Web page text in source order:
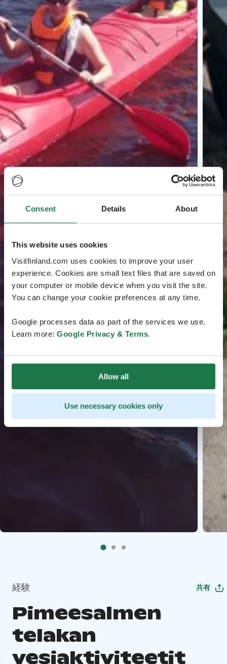
Consent Details About
This website uses cookies
Visitfinland.com uses cookies to improve your user
experience. Cookies are small text files that are saved on
your computer or mobile device when you visit the site.
You can change your cookie preferences at any time.
Google processes data as part of the services we use.
Learn more: Google Privacy & Terms.
Allow all
Use necessary cookies only
経験 共有
Pimeesalmen
telakan
vesiaktiviteetit